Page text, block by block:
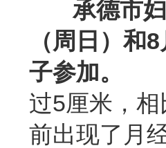
承德市妇
（周日）和
子参加。
过5厘米，
前出现了月